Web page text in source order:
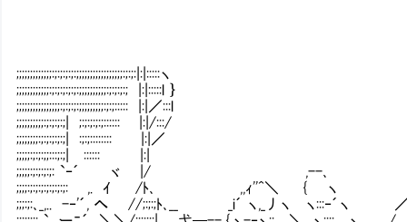
;;;;;;;;;;;;;:;:;:;:;:;;;;;;;;;;;;;;;;;:;:;:|:|:::::ヽ
;;;;;;;;;;;;:;:;:;:;:;:;;;;;;;;;;:;:;:;:; |:|:::::l ｝
;;;;;;;;;;;;;;;;:;:;:;:;;;;;;;;;:;:;::::: |:|／:::l
;;;;;;;;;;:;:;:;:;| ;:;:;:;:;:::::: |:|/:::/
;;;;;;;;:;:;:;:;:;| :;:;:::::::: |:|／
;;;;;:;:;:;;:::;:;| :::::: |:|
;;;;;:;:;:;:;: `‐´ ヾ |/ ,--､ f´￣￣￣￣￣￣
;;;;:;:;:;:;:;:;:;: ,. ｲ /ﾄ､ ,,ｨ''^＼ { ヽ | まぁ、最
;;;:;:､_,.. -‐'´, へ //;:;:;ﾄ､__ _i´ ヽ,_丿ヽ ヽ:::‐´ヽ